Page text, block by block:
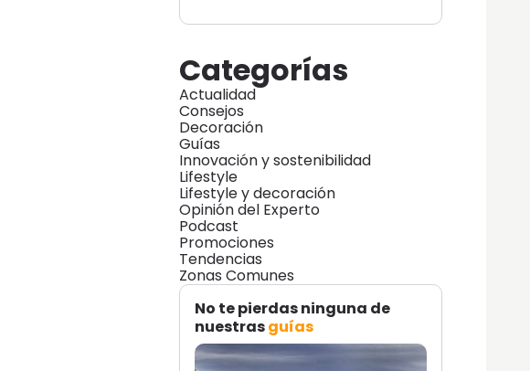
Categorías
Actualidad
Consejos
Decoración
Guías
Innovación y sostenibilidad
Lifestyle
Lifestyle y decoración
Opinión del Experto
Podcast
Promociones
Tendencias
Zonas Comunes
No te pierdas ninguna de
nuestrasguías